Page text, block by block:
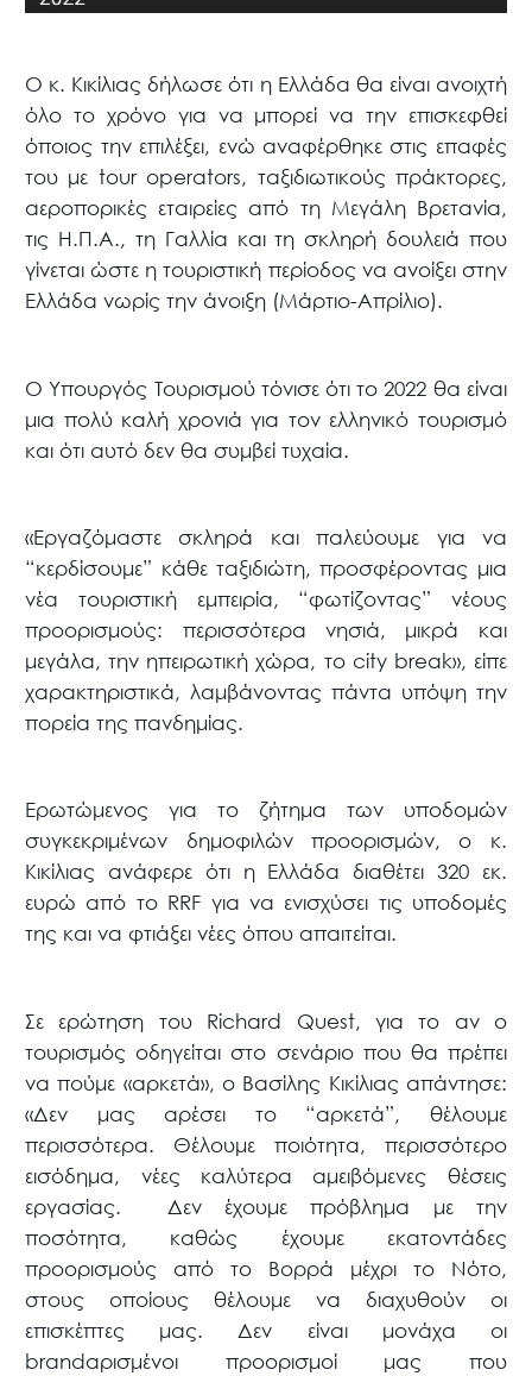
Ο κ. Κικίλιας δήλωσε ότι η Ελλάδα θα είναι ανοιχτή
όλο το χρόνο για να μπορεί να την επισκεφθεί
όποιος την επιλέξει, ενώ αναφέρθηκε στις επαφές
του με tour operators, ταξιδιωτικούς πράκτορες,
αεροπορικές εταιρείες από τη Μεγάλη Βρετανία,
τις Η.Π.Α., τη Γαλλία και τη σκληρή δουλειά που
γίνεται ώστε η τουριστική περίοδος να ανοίξει στην
Ελλάδα νωρίς την άνοιξη (Μάρτιο-Απρίλιο).
Ο Υπουργός Τουρισμού τόνισε ότι το 2022 θα είναι
μια πολύ καλή χρονιά για τον ελληνικό τουρισμό
και ότι αυτό δεν θα συμβεί τυχαία.
«Εργαζόμαστε σκληρά και παλεύουμε για να
“κερδίσουμε” κάθε ταξιδιώτη, προσφέροντας μια
νέα τουριστική εμπειρία, “φωτίζοντας” νέους
προορισμούς: περισσότερα νησιά, μικρά και
μεγάλα, την ηπειρωτική χώρα, το city break», είπε
χαρακτηριστικά, λαμβάνοντας πάντα υπόψη την
πορεία της πανδημίας.
Ερωτώμενος για το ζήτημα των υποδομών
συγκεκριμένων δημοφιλών προορισμών, ο κ.
Κικίλιας ανάφερε ότι η Ελλάδα διαθέτει 320 εκ.
ευρώ από το RRF για να ενισχύσει τις υποδομές
της και να φτιάξει νέες όπου απαιτείται.
Σε ερώτηση του Richard Quest, για το αν ο
τουρισμός οδηγείται στο σενάριο που θα πρέπει
να πούμε «αρκετά», ο Βασίλης Κικίλιας απάντησε:
«Δεν μας αρέσει το “αρκετά”, θέλουμε
περισσότερα. Θέλουμε ποιότητα, περισσότερο
εισόδημα, νέες καλύτερα αμειβόμενες θέσεις
εργασίας. Δεν έχουμε πρόβλημα με την
ποσότητα, καθώς έχουμε εκατοντάδες
προορισμούς από το Βορρά μέχρι το Νότο,
στους οποίους θέλουμε να διαχυθούν οι
επισκέπτες μας. Δεν είναι μονάχα οι
brandαρισμένοι προορισμοί μας που